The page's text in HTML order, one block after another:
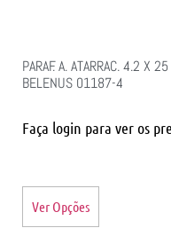
PARAF. A. ATARRAC. 4.2 X 25
BELENUS 01187-4
Faça login para ver os
Ver Opções